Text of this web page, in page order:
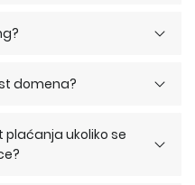
domena?
ukoliko se